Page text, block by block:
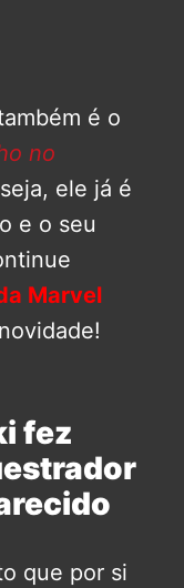
é o
no
ele já é
e o seu
Marvel
fez
que por si